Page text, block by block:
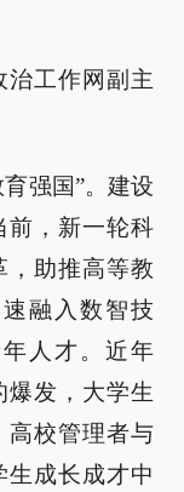
治工作网副主
强国”。建设
前，新一轮科
，助推高等教
融入数智技
人才。近年
爆发，大学生
高校管理者与
生成长成才中